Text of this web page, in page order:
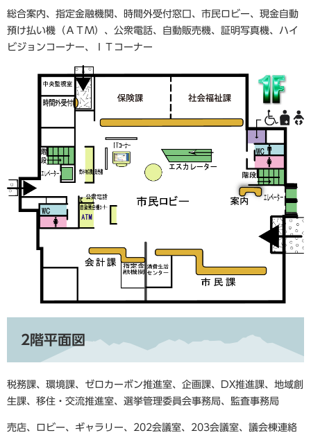
総合案内、指定金融機関、時間外受付窓口、市民ロビー、現金自動
預け払い機（ＡＴＭ）、公衆電話、自動販売機、証明写真機、ハイ
ビジョンコーナー、ＩＴコーナー
2階平面図
税務課、環境課、ゼロカーボン推進室、企画課、DX推進課、地域創
生課、移住・交流推進室、選挙管理委員会事務局、監査事務局
売店、ロビー、ギャラリー、202会議室、203会議室、議会棟連絡